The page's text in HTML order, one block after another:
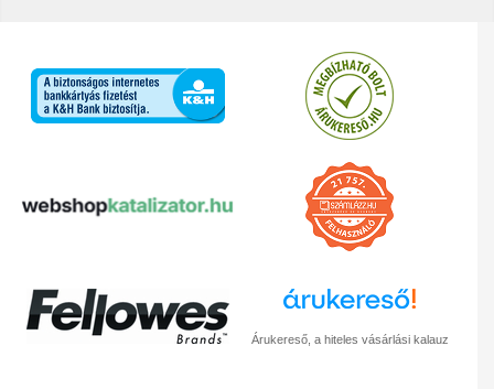
Árukereső, a hiteles vásárlási kalauz